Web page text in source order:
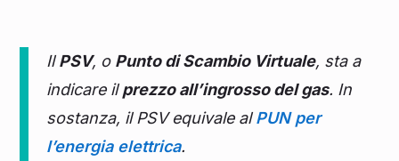
IlPSV, o Punto di Scambio Virtuale, sta a
indicare ilprezzo all’ingrosso del gas. In
sostanza, il PSV equivale alPUN per
l’energia elettrica.